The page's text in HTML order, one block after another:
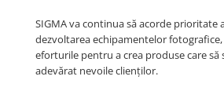
SIGMA va continua să acorde prioritate
dezvoltarea echipamentelor
eforturile pentru a crea produse care să
adevărat nevoile clienților.